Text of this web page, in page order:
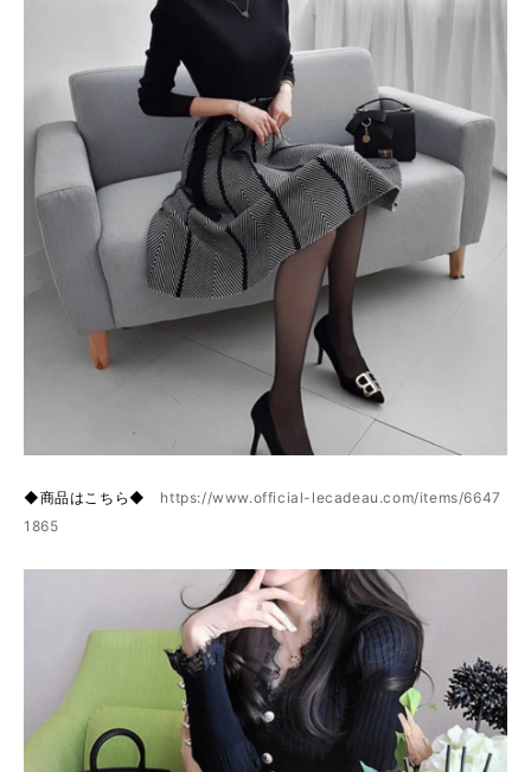
◆商品はこちら◆ https://www.official-lecadeau.com/items/6647
1865